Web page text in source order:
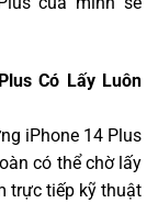
Có Lấy Luôn
iPhone 14 Plus
có thể chờ lấy
trực tiếp kỹ thuật